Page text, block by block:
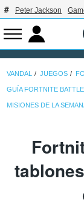
Peter Jackson
VANDAL JUEGOS
GUÍA FORTNITE
MISIONES DE LA